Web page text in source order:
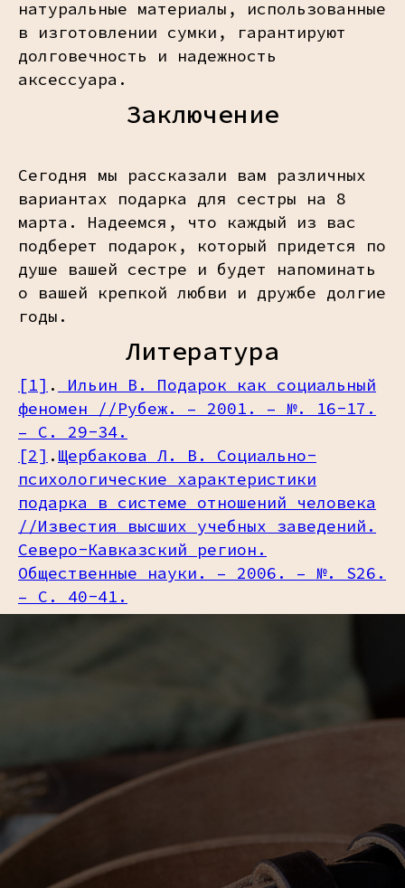
натуральные материалы, использованные
в изготовлении сумки, гарантируют
долговечность и надежность
аксессуара.
Заключение
Сегодня мы рассказали вам различных
вариантах подарка для сестры на 8
марта. Надеемся, что каждый из вас
подберет подарок, который придется по
душе вашей сестре и будет напоминать
о вашей крепкой любви и дружбе долгие
годы.
Литература
[1] .
Ильин В. Подарок как социальный
феномен //Рубеж. – 2001. – №. 16-17.
– С. 29-34.
[2] . Щербакова Л. В. Социально-
психологические характеристики
подарка в системе отношений человека
//Известия высших учебных заведений.
Северо-Кавказский регион.
Общественные науки. – 2006. – №. S26.
– С. 40-41.